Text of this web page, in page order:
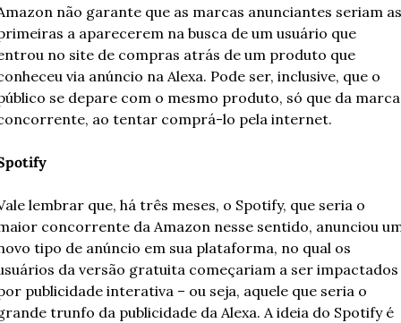
não garante que as marcas anunciantes seriam as
a aparecerem na busca de um usuário que
no site de compras atrás de um produto que
via anúncio na Alexa. Pode ser, inclusive, que o
se depare com o mesmo produto, só que da marca
ao tentar comprá-lo pela internet.
lembrar que, há três meses, o Spotify, que seria o
concorrente da Amazon nesse sentido, anunciou
tipo de anúncio em sua plataforma, no qual os
da versão gratuita começariam a ser impactados
publicidade interativa – ou seja, aquele que seria o
trunfo da publicidade da Alexa. A ideia do Spotify é